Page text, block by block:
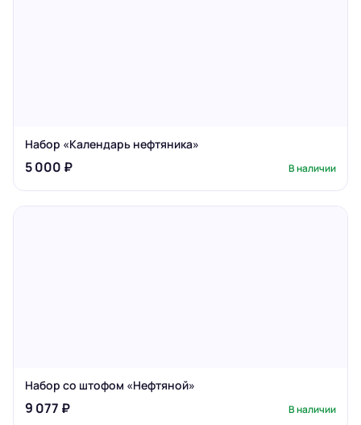
Набор «Календарь нефтяника»
5 000 ₽ В наличии
Набор со штофом «Нефтяной»
9 077 ₽ В наличии